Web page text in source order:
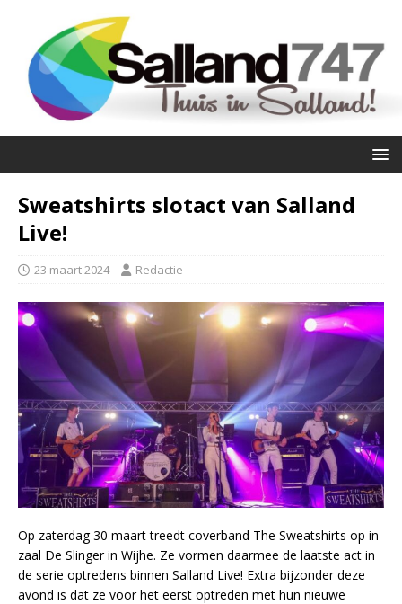
Sweatshirts slotact van Salland
Live!
23 maart 2024 Redactie
Op zaterdag 30 maart treedt coverband The Sweatshirts op in
zaal De Slinger in Wijhe. Ze vormen daarmee de laatste act in
de serie optredens binnen Salland Live! Extra bijzonder deze
avond is dat ze voor het eerst optreden met hun nieuwe